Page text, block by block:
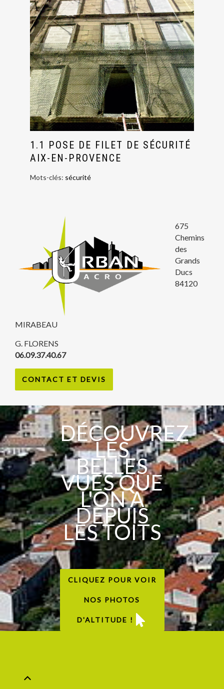
1.1 POSE DE FILET DE SÉCURITÉ
AIX-EN-PROVENCE
Mots-clés: sécurité
675
Chemins
des
Grands
Ducs
84120
MIRABEAU
G. FLORENS
06.09.37.40.67
CONTACT ET DEVIS
DÉCOUVREZ
LES
BELLES
VUES QUE
L'ON A
DEPUIS
LES TOITS
CLIQUEZ POUR VOIR
NOS PHOTOS
D'ALTITUDE !